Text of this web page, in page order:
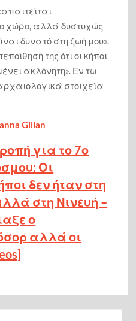
χώρο, αλλά δυστυχώς
δυνατό στη ζωή μου».
της ότι οι κήποι
ακλόνητη». Εν τω
στοιχεία
Gillan
για το 7ο
Οι
δεν ήταν στη
στη Νινευή –
ο
αλλά οι